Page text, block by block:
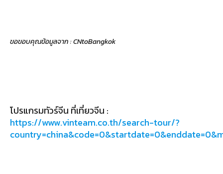
ขอขอบคุณข้อมูลจาก : CNtoBangkok
โปรแกรมทัวร์จีน ที่เที่ยวจีน :
https://www.vinteam.co.th/search-tour/?